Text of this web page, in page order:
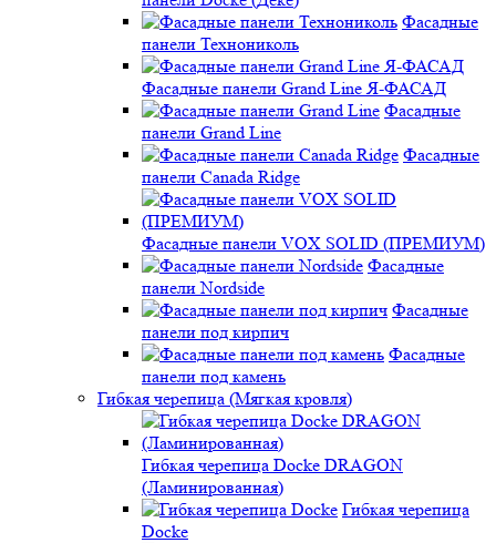
Фасадные
панели Технониколь
Фасадные панели Grand Line Я-ФАСАД
Фасадные
панели Grand Line
Фасадные
панели Canada Ridge
Фасадные панели VOX SOLID (ПРЕМИУМ)
Фасадные
панели Nordside
Фасадные
панели под кирпич
Фасадные
панели под камень
Гибкая черепица (Мягкая кровля)
Гибкая черепица Docke DRAGON
(Ламинированная)
Гибкая черепица
Docke